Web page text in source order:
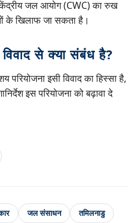
केंद्रीय जल आयोग (CWC) का रुख
के खिलाफ जा सकता है।
से क्या संबंध है?
परियोजना इसी विवाद का हिस्सा है,
इस परियोजना को बढ़ावा दे
जल संसाधन
तमिलनाडु